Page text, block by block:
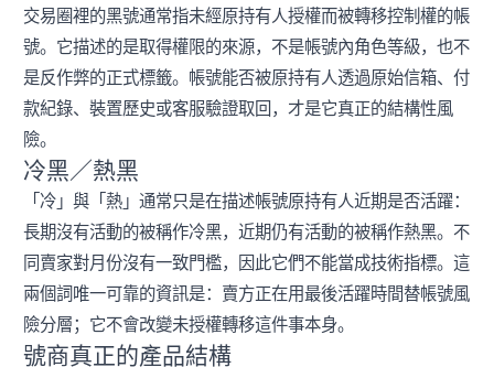
交易圈裡的黑號通常指未經原持有人授權而被轉移控制權的帳
號。它描述的是取得權限的來源，不是帳號內角色等級，也不
是反作弊的正式標籤。帳號能否被原持有人透過原始信箱、付
款紀錄、裝置歷史或客服驗證取回，才是它真正的結構性風
險。
冷黑／熱黑
「冷」與「熱」通常只是在描述帳號原持有人近期是否活躍：
長期沒有活動的被稱作冷黑，近期仍有活動的被稱作熱黑。不
同賣家對月份沒有一致門檻，因此它們不能當成技術指標。這
兩個詞唯一可靠的資訊是：賣方正在用最後活躍時間替帳號風
險分層；它不會改變未授權轉移這件事本身。
號商真正的產品結構